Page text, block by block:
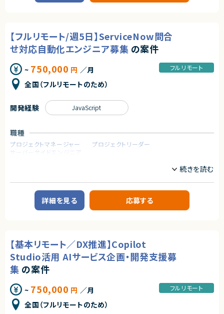
CTO/VPoE/テックリード
プロジェクトマネージャー
プロジェクトリーダー
インフラエンジニア/SRE
フロントエンドエンジニア
サーバーサイドエンジニア
業務内容
◆業務内容
日程調整を支援するSaaSプロダクトにおいて、企画・設計から改善まで、プ
ロダクト開発を主導していただくポジションです。
・顧客課題を起点とした機能設計・UX/UI設計
・開発テーマの優先順位付けおよび進行マネジメント
・障害対応や運用面の改善を含むプロダクト品質の担保
・上記に付随する、経営・顧客・開発をつなぐ横断的な役割
◆応募者へのメッセージ
自らの判断やアウトプットでプロダクトと事業を前進させ、社会に価値ある
仕組みを残したい方のチャレンジを歓迎します。
◆会社・事業について
当社は、ビジネスシーンにおける日程調整業務を効率化するSaaSを自社で
企画・開発・提供しているスタートアップ企業です。
創業以来、外部資本に依存せず、継続的な売上成長と黒字経営を実現して
います。
提供しているサービスは、機能性やユーザー体験の評価が高く、国内のみな
らず海外からも注目され、グローバルに利用が拡大しています。
TypeScript
【フルリモート/週5日】ServiceNow問合
せ対応自動化エンジニア募集 の案件
~ 750,000 円 ／月
全国（フルリモートのため）
フルリモート
職種
プロジェクトマネージャー
プロジェクトリーダー
サーバーサイドエンジニア
【案件概要】
ServiceNowを活用し、問合せ対応業務の自動化・高度化を実現する基盤構
築プロジェクトです。
問合せ管理、FAQ検索、業務フロー自動化などを段階的に実装し、従来人手
に依存していた業務の効率化と品質向上を目指します。
【業務内容】
・ServiceNowを用いた問合せ対応自動化基盤の設計・開発
・問合せ管理、FAQ検索、業務フロー自動化機能の実装
・JavaScriptによるカスタマイズ開発
※リーダーポジションの場合
・顧客との折衝、要件定義
・開発メンバーの進捗管理
開発経験 JavaScript
詳細を見る 応募する
【基本リモート／DX推進】Copilot
Studio活用 AIサービス企画・開発支援募
集 の案件
~ 750,000 円 ／月
全国（フルリモートのため）
フルリモート